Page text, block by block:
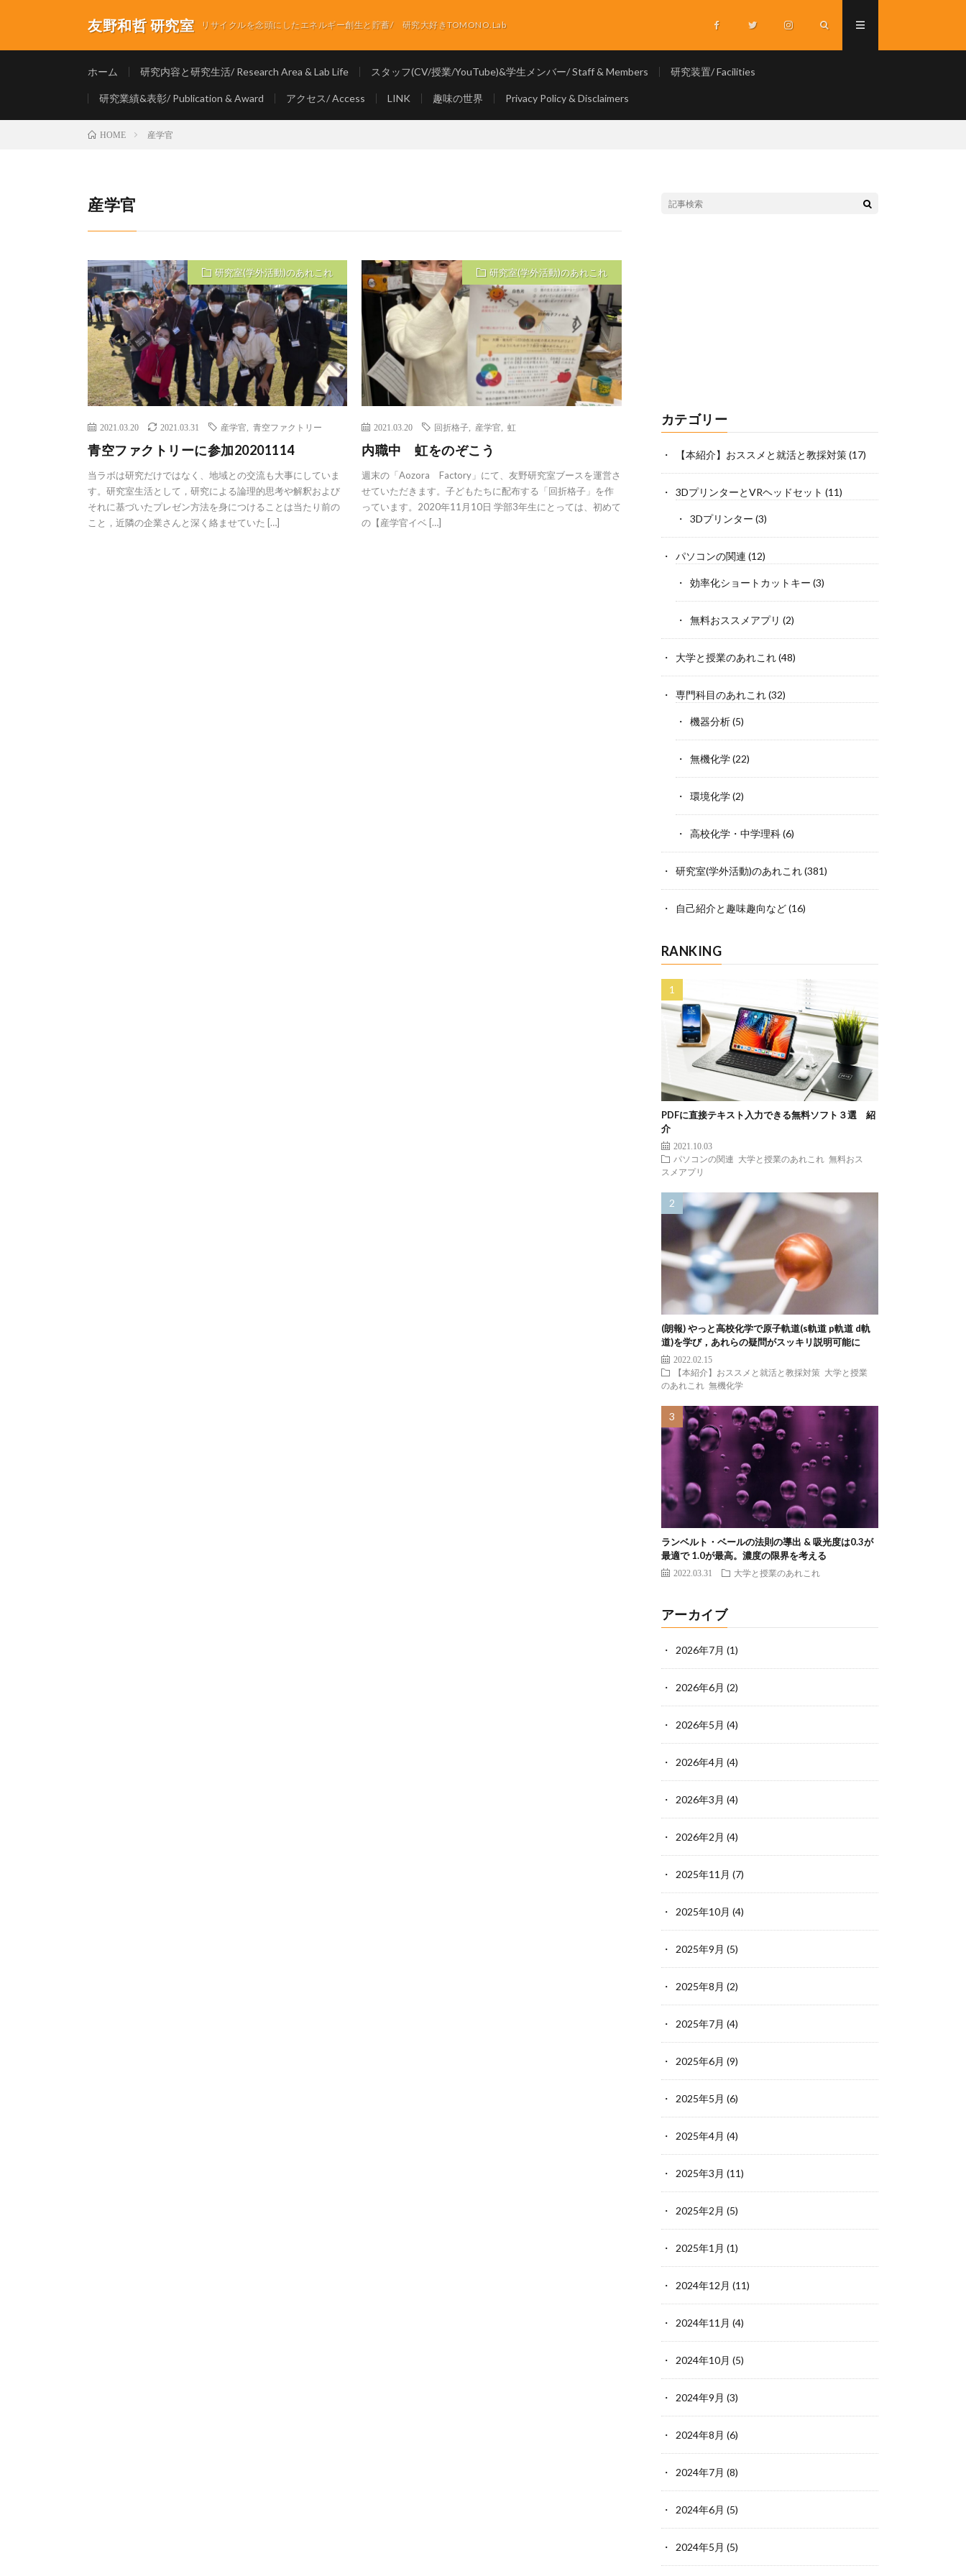
友野和哲 研究室 リサイクルを念頭にしたエネルギー創生と貯蓄/ 研究大好きTOMONO.Lab
ホーム 研究内容と研究生活/ Research Area & Lab Life スタッフ(CV/授業/YouTube)&学生メンバー/ Staff & Members 研究装置/ Facilities
研究業績&表彰/ Publication & Award アクセス/ Access LINK 趣味の世界 Privacy Policy & Disclaimers
HOME 産学官
産学官
研究室(学外活動)のあれこれ
2021.03.20 2021.03.31 産学官 青空ファクトリー
青空ファクトリーに参加20201114
当ラボは研究だけではなく、地域との交流も大事にしていま
す。研究室生活として，研究による論理的思考や解釈および
それに基づいたプレゼン方法を身につけることは当たり前の
こと，近隣の企業さんと深く絡ませていた […]
研究室(学外活動)のあれこれ
2021.03.20 回折格子 産学官 ,虹
内職中 虹をのぞこう
週末の「Aozora Factory」にて、友野研究室ブースを運営さ
せていただきます。子どもたちに配布する「回折格子」を作
っています。2020年11月10日 学部3年生にとっては、初めて
の【産学官イベ […]
カテゴリー
【本紹介】おススメと就活と教採対策(17)
3DプリンターとVRヘッドセット (11)
3Dプリンター (3)
パソコンの関連 (12)
効率化ショートカットキー (3)
無料おススメアプリ (2)
大学と授業のあれこれ(48)
専門科目のあれこれ(32)
機器分析(5)
無機化学(22)
環境化学(2)
高校化学・中学理科(6)
研究室(学外活動)のあれこれ(381)
自己紹介と趣味趣向など(16)
RANKING
PDFに直接テキスト入力できる無料ソフト３選 紹
介
2021.10.03
パソコンの関連
大学と授業のあれこれ
無料おス
スメアプリ
(朗報) やっと高校化学で原子軌道(s軌道 p軌道 d軌
道)を学び，あれらの疑問がスッキリ説明可能に
2022.02.15
【本紹介】おススメと就活と教採対策
大学と授業
のあれこれ
無機化学
ランベルト・ベールの法則の導出 & 吸光度は0.3が
最適で 1.0が最高。濃度の限界を考える
2022.03.31 大学と授業のあれこれ
アーカイブ
2026年7月 (1)
2026年6月 (2)
2026年5月 (4)
2026年4月 (4)
2026年3月 (4)
2026年2月 (4)
2025年11月 (7)
2025年10月 (4)
2025年9月 (5)
2025年8月 (2)
2025年7月 (4)
2025年6月 (9)
2025年5月 (6)
2025年4月 (4)
2025年3月 (11)
2025年2月 (5)
2025年1月 (1)
2024年12月 (11)
2024年11月 (4)
2024年10月 (5)
2024年9月 (3)
2024年8月 (6)
2024年7月 (8)
2024年6月 (5)
2024年5月 (5)